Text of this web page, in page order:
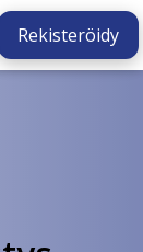
Rekisteröidy